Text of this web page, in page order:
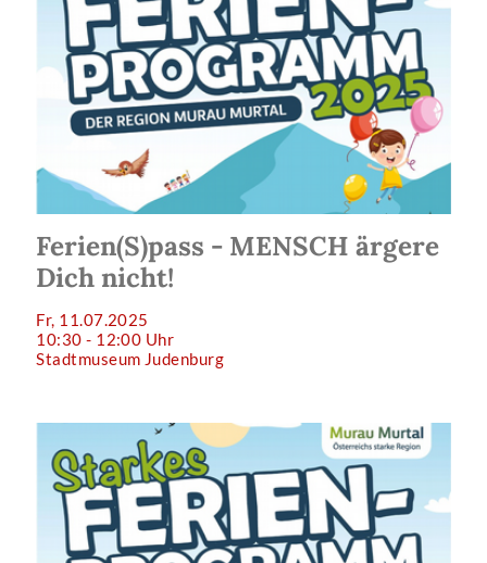
Ferien(S)pass - MENSCH ärgere
Dich nicht!
Fr, 11.07.2025
10:30 - 12:00 Uhr
Stadtmuseum Judenburg